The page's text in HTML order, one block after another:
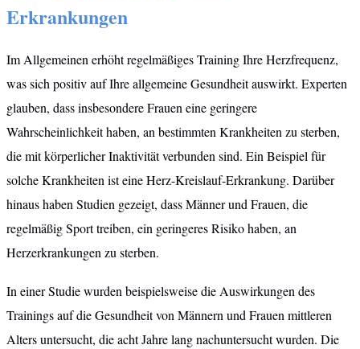
Erkrankungen
Im Allgemeinen erhöht regelmäßiges Training Ihre Herzfrequenz,
was sich positiv auf Ihre allgemeine Gesundheit auswirkt. Experten
glauben, dass insbesondere Frauen eine geringere
Wahrscheinlichkeit haben, an bestimmten Krankheiten zu sterben,
die mit körperlicher Inaktivität verbunden sind. Ein Beispiel für
solche Krankheiten ist eine Herz-Kreislauf-Erkrankung. Darüber
hinaus haben Studien gezeigt, dass Männer und Frauen, die
regelmäßig Sport treiben, ein geringeres Risiko haben, an
Herzerkrankungen zu sterben.
In einer Studie wurden beispielsweise die Auswirkungen des
Trainings auf die Gesundheit von Männern und Frauen mittleren
Alters untersucht, die acht Jahre lang nachuntersucht wurden. Die